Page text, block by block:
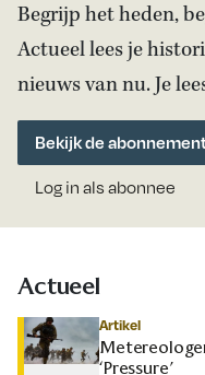
Begrijp het heden,
Actueel lees je
nieuws van nu. Je
Bekijk de
Log in als abonnee
Actueel
Artikel
‘Pressure’